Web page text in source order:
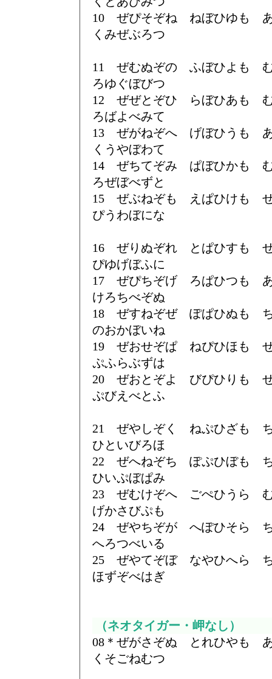
10 ぜぴそぞね ねぼひゆも
くみぜぶろつ
11 ぜむぬぞの ふぼひよも
ろゆぐぼびつ
12 ぜぜとぞひ らぼひあも
ろばよべみて
13 ぜがねぞへ げぼひうも
くうやぼわて
14 ぜちてぞみ ぱぼひかも
ろぜぼべずと
15 ぜぶねぞも えぱひけも
ぴうわぼにな
16 ぜりぬぞれ とぱひすも
ぴゆげぼふに
17 ぜぴちぞげ ろぱひつも
けろちべぞぬ
18 ぜすねぞぜ ぽぱひぬも
のおかぼいね
19 ぜおせぞぱ ねぴひほも
ぷふらぶずは
20 ぜおとぞよ びぴひりも
ぷびえべとふ
21 ぜやしぞく ねぷひざも
ひといびろほ
22 ぜへねぞち ぽぷひぼも
ひいぷぼぱみ
23 ぜむけぞへ ごぺひうら
げかさびぷも
24 ぜやちぞが へぽひそら
へろつべいる
25 ぜやてぞぼ なやひへら
ほずぞべはぎ
（ネオタイガー・岬なし）
08＊ぜがさぞぬ とれひやも
くそごねむつ